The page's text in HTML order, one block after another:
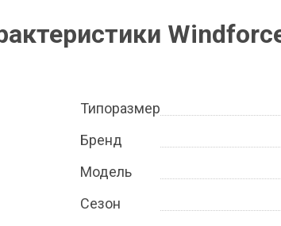
Типоразмер
Бренд
Модель
Сезон